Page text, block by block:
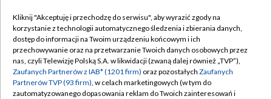
TVP
Abonament TVP
Emisja w TVP
Centrum informacji TVP
Regulamin TVP
Polityka prywatności
Moje zgody
Kliknij "Akceptuję i przechodzę do serwisu", aby wyrazić zgody na
korzystanie z technologii automatycznego śledzenia i zbierania danych,
dostęp do informacji na Twoim urządzeniu końcowym i ich
przechowywanie oraz na przetwarzanie Twoich danych osobowych przez
nas, czyli Telewizję Polską S.A. w likwidacji (zwaną dalej również „TVP”),
Zaufanych Partnerów z IAB* (1201 firm) oraz pozostałych Zaufanych
Partnerów TVP (93 firm), w celach marketingowych (w tym do
zautomatyzowanego dopasowania reklam do Twoich zainteresowań i